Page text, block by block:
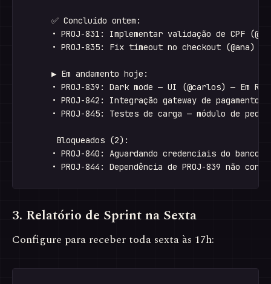
     ✅ Concluído ontem:
• PROJ-831: Implementar validação de CPF
     • PROJ-835: Fix timeout no checkout (@ana)
     ▶ Em andamento hoje:
• PROJ-839: Dark mode — UI (@carlos) — Em
• PROJ-842: Integração gateway de pagamento
• PROJ-845: Testes de carga — módulo de
      Bloqueados (2):
• PROJ-840: Aguardando credenciais do banco
3. Relatório de Sprint na Sexta
Configure para receber toda sexta às 17h: